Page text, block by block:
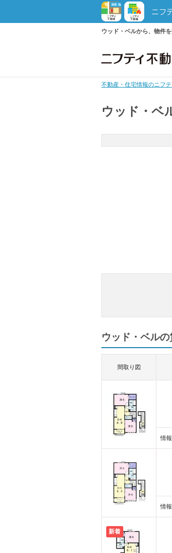
ウッド・ベルから、物件
不動産・住宅情報のニフ
ウッド・ベ
ウッド・ベルの
間取り図
情
情
新着